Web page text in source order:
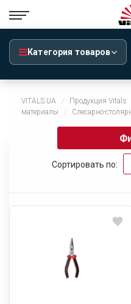
Категория товаров
VITALS.UA Продукция Vitals
материалы
Cлесарно-
Сортировать по: